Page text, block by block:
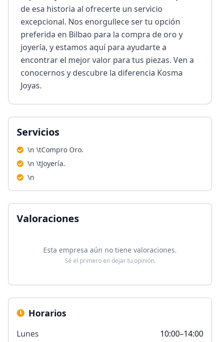
de esa historia al ofrecerte un servicio
excepcional. Nos enorgullece ser tu opción
preferida en Bilbao para la compra de oro y
joyería, y estamos aquí para ayudarte a
encontrar el mejor valor para tus piezas. Ven a
conocernos y descubre la diferencia Kosma
Joyas.
Servicios
\n \tCompro Oro.
\n \tJoyería.
\n
Valoraciones
Esta empresa aún no tiene valoraciones.
Sé el primero en dejar tu opinión.
Horarios
Lunes
10:00–14:00